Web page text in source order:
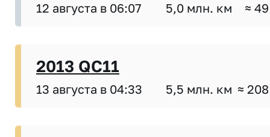
12 августа в 06:07 5,0 млн. км ≈
2013 QC11
13 августа в 04:33 5,5 млн. км ≈